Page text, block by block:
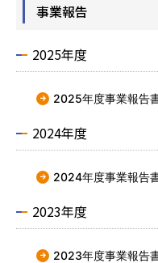
事業報告
2025年度
2025年度事業報告
2024年度
2024年度事業報告
2023年度
2023年度事業報告